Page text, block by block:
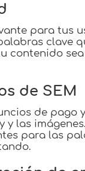
para tus
clave
contenido
de SEM
de pago
y las
para las